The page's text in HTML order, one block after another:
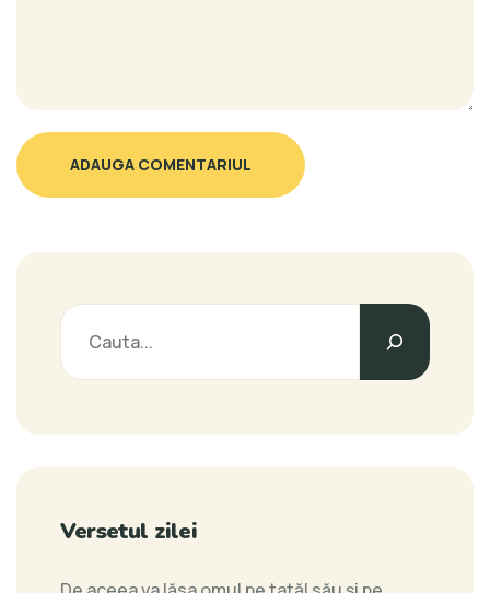
ADAUGA COMENTARIUL
Caută
Versetul zilei